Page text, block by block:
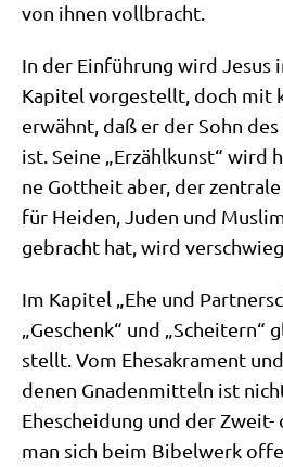
von ihnen vollbracht.
In der Ein­füh­rung wird Jesus
Kapi­tel vor­ge­stellt, doch mit
erwähnt, daß er der Sohn
ist. Sei­ne „Erzähl­kunst“ wird
ne Gott­heit aber, der
für Hei­den, Juden und
gebracht hat, wird
Im Kapi­tel „Ehe und
„Geschenk“ und
stellt. Vom Ehe­sa­kra­ment
de­nen Gna­den­mit­teln ist
Ehe­schei­dung und der
man sich beim Bibel­werk